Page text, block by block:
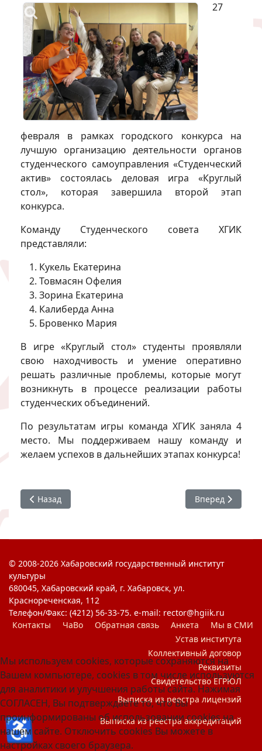
27
февраля в рамках городского конкурса на
лучшую организацию деятельности органов
студенческого самоуправления «Студенческий
актив» состоялась деловая игра «Круглый
стол», которая завершила второй этап
конкурса.
Команду Студенческого совета ХГИК
представляли:
Кукель Екатерина
Товмасян Офелия
Зорина Екатерина
Калиберда Анна
Бровенко Мария
В игре «Круглый стол» студенты проявляли
свою находчивость и умение оперативно
решать различные проблемы, которые могут
возникнуть в процессе реализации работы
студенческих объединений.
По результатам игры команда ХГИК заняла 4
место. Мы поддерживаем нашу команду и
желаем успехов в дальнейших этапах конкурса!
Предыдущий: Любовь и Мужество
Назад Следующий:
Вперед
© 2008-2026 Хабаровский государственный институт
культуры
680045, Хабаровский край, г. Хабаровск, ул.
Краснореченская, 112
Телефон/Факс: (4212) 56-33-75. e-mail: rector@hgiik.ru
Контакты
ЧаВо Обратная связь Анкета
Мы в СМИ
Устав института
Коллективный договор
Реквизиты
Свидетельство ЕГРЮЛ
Выписка из реестра лицензий
Выписка из реестра аккредитаций
Мы используем cookies, которые сохраняются на
Вашем компьютере, cookies в том числе используются
для аналитики и улучшения работы сайта. Нажимая
СОГЛАСЕН, Вы подтверждаете то, что Вы
проинформированы об использовании cookies на
нашем сайте. Отключить cookies Вы можете в
настройках своего браузера.